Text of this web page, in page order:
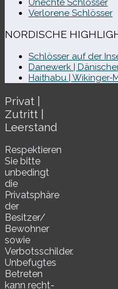
Unechte Schlösser
Verlorene Schlösser
NORDISCHE
Schlösser auf der
Danewerk |
Haithabu | Wikinger-
Privat |
Zutritt |
Leerstand
Respektieren
Sie bitte
unbe­dingt
die
Privatsphäre
der
Besitzer/​
Bewohner
sowie
Verbotsschilder.
Unbefugtes
Betreten
kann recht­